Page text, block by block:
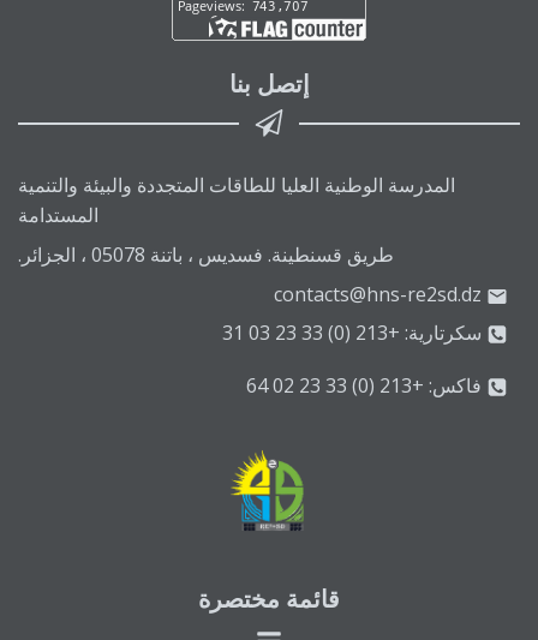
إتصل بنا
المدرسة الوطنية العليا للطاقات المتجددة والبيئة والتنمية
المستدامة
طريق قسنطينة. فسديس ، باتنة 05078 ، الجزائر.
contacts@hns-re2sd.dz
سكرتارية: +213 (0) 33 23 03 31
فاكس: +213 (0) 33 23 02 64
قائمة مختصرة